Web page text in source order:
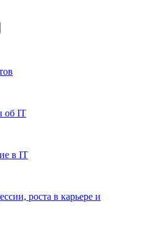
об IT
в IT
роста в карьере и